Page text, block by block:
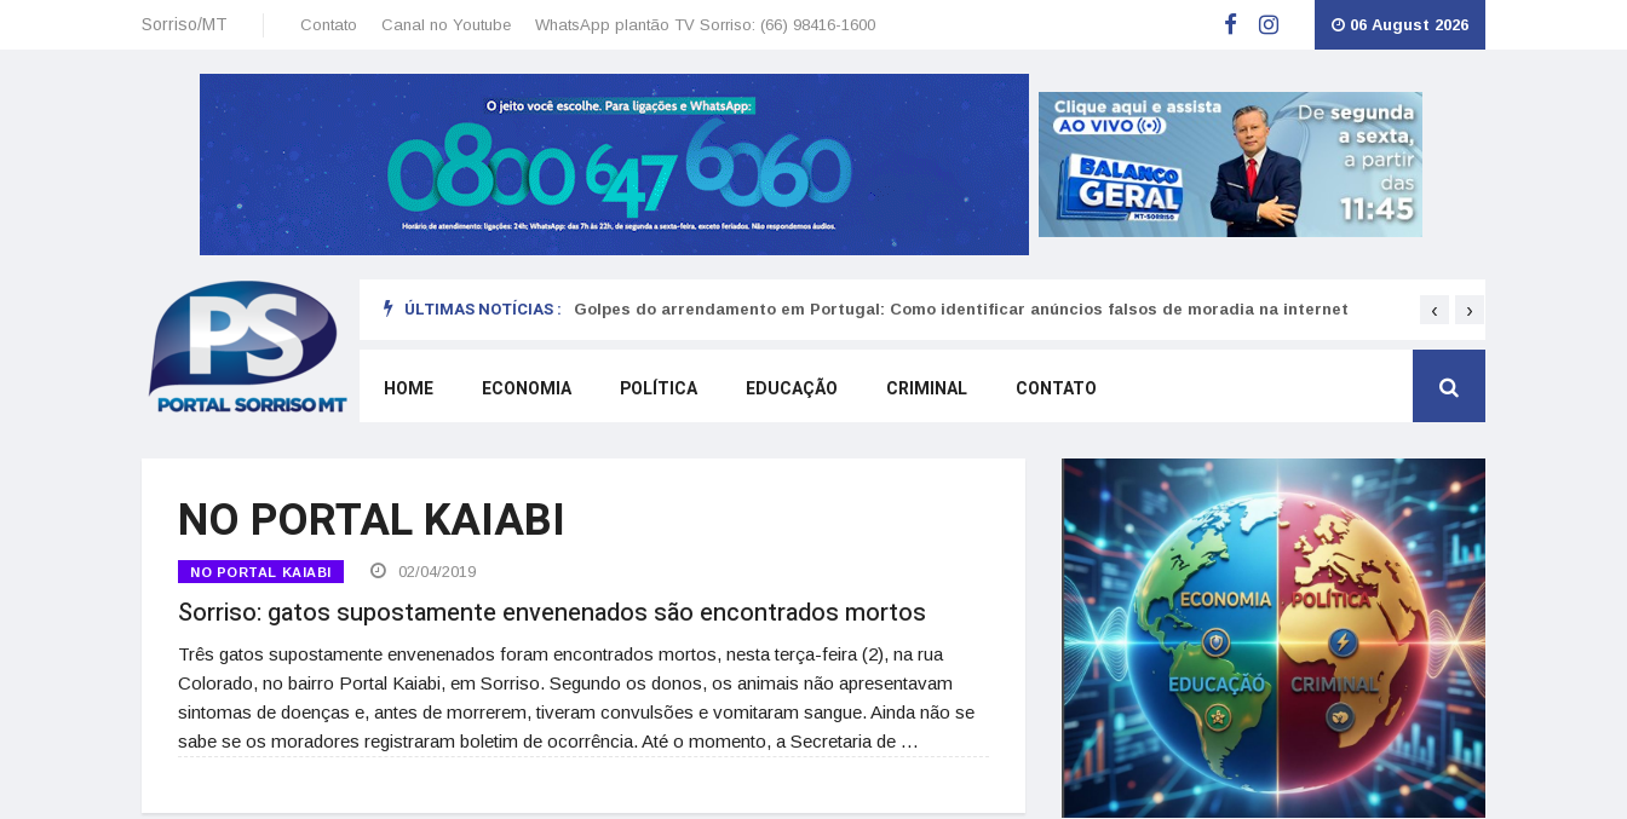
Sorriso/MT Contato Canal no Youtube WhatsApp plantão TV Sorriso: (66) 98416-1600 06 August 2026
ÚLTIMAS NOTÍCIAS :
morar legalmente em Portugal trabalhando para o exterior Golpes do arrendamento em Portugal: Como identificar anúncios falsos de moradia na internet Como funciona o SNS
‹ ›
HOME ECONOMIA POLÍTICA EDUCAÇÃO CRIMINAL CONTATO
NO PORTAL KAIABI
NO PORTAL KAIABI 02/04/2019
Sorriso: gatos supostamente envenenados são encontrados mortos
Três gatos supostamente envenenados foram encontrados mortos, nesta terça-feira (2), na rua
Colorado, no bairro Portal Kaiabi, em Sorriso. Segundo os donos, os animais não apresentavam
sintomas de doenças e, antes de morrerem, tiveram convulsões e vomitaram sangue. Ainda não se
sabe se os moradores registraram boletim de ocorrência. Até o momento, a Secretaria de …